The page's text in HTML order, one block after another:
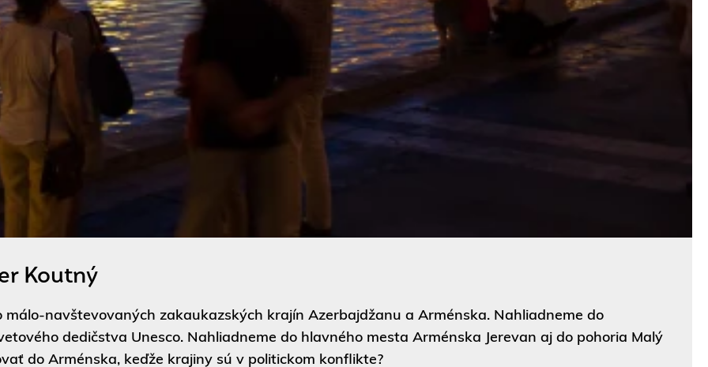
Koutný
navštevovaných zakaukazských krajín Azerbajdžanu a Arménska. Nahliadneme do
dedičstva Unesco. Nahliadneme do hlavného mesta Arménska Jerevan aj do pohoria Malý
do Arménska, keďže krajiny sú v politickom konflikte?